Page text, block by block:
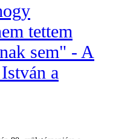
tettem
sem" - A
a